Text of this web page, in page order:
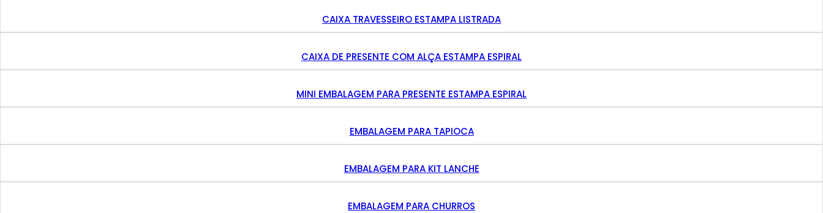
CAIXA TRAVESSEIRO ESTAMPA LISTRADA
CAIXA DE PRESENTE COM ALÇA ESTAMPA ESPIRAL
MINI EMBALAGEM PARA PRESENTE ESTAMPA ESPIRAL
EMBALAGEM PARA TAPIOCA
EMBALAGEM PARA KIT LANCHE
EMBALAGEM PARA CHURROS